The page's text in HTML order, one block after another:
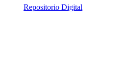
Repositorio Digital